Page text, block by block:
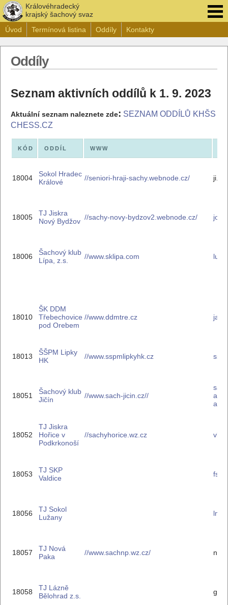
Královéhradecký
krajský šachový svaz
Úvod
Termínová listina Oddíly Kontakty
Oddíly
Seznam aktivních oddílů k 1. 9. 2023
Aktuální seznam naleznete zde: SEZNAM ODDÍLŮ KHŠS
CHESS.CZ
KÓD ODDÍL WWW
18004
Sokol Hradec
Králové
//seniori-hraji-sachy.webnode.cz/
18005
TJ Jiskra
Nový Bydžov //sachy-novy-bydzov2.webnode.cz/
18006
Šachový klub
Lípa, z.s.
//www.sklipa.com
18010
ŠK DDM
Třebechovice
pod Orebem
//www.ddmtre.cz jan-
18013
ŠŠPM Lipky
HK
//www.sspmlipkyhk.cz
18051
Šachový klub
Jičín
//www.sach-jicin.cz//
18052
TJ Jiskra
Hořice v
Podkrkonoší
//sachyhorice.wz.cz
18053
TJ SKP
Valdice
18056
TJ Sokol
Lužany
18057
TJ Nová
Paka
//www.sachnp.wz.cz/
18058
TJ Lázně
Bělohrad z.s.